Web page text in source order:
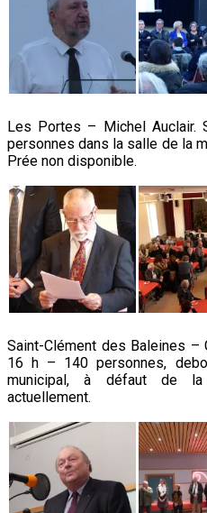
Les Portes – Michel Auclair.
personnes dans la salle de la
Prée non disponible.
Saint-Clément des Baleines –
16 h – 140 personnes,
municipal, à défaut de la
actuellement.